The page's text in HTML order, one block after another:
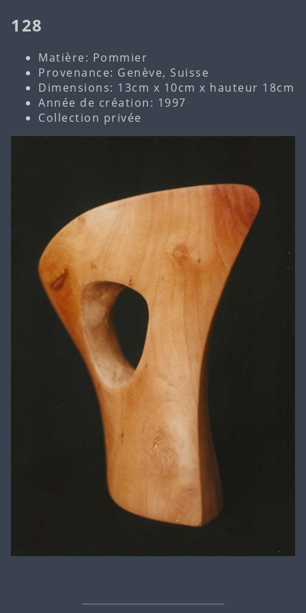
128
Matière: Pommier
Provenance: Genève, Suisse
Dimensions: 13cm x 10cm x hauteur 18cm
Année de création: 1997
Collection privée